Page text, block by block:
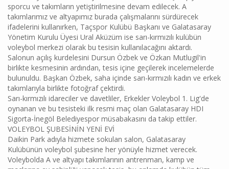
sporcu ve takımların yetiştirilmesine devam edilecek. A
takımlarımız ve altyapımız burada çalışmalarını sürdürecek
ifadelerini kullanırken, Taçspor Kulübü Başkanı ve Galatasaray
Yönetim Kurulu Üyesi Ural Aküzüm ise sarı-kırmızılı kulübün
voleybol merkezi olarak bu tesisin kullanılacağını aktardı.
Salonun açılış kurdelesini Dursun Özbek ve Özkan Mutlugil'in
birlikte kesmesinin ardından, tesis içine geçilerek incelemelerde
bulunuldu. Başkan Özbek, saha içinde sarı-kırmızılı kadın ve erkek
takımlarıyla birlikte fotoğraf çektirdi.
Sarı-kırmızılı idareciler ve davetliler, Erkekler Voleybol 1. Lig'de
oynanan ve bu tesisteki ilk resmi maç olan Galatasaray HDI
Sigorta-İnegöl Belediyespor müsabakasını da takip ettiler.
VOLEYBOL ŞUBESİNİN YENİ EVİ
Daikin Park adıyla hizmete sokulan salon, Galatasaray
Kulübünün voleybol şubesine her yönüyle hizmet verecek.
Voleybolda A ve altyapı takımlarının antrenman, kamp ve